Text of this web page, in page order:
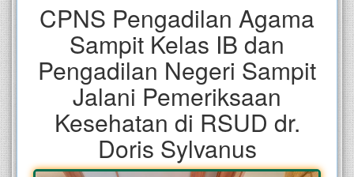
CPNS Pengadilan Agama
Sampit Kelas IB dan
Pengadilan Negeri Sampit
Jalani Pemeriksaan
Kesehatan di RSUD dr.
Doris Sylvanus